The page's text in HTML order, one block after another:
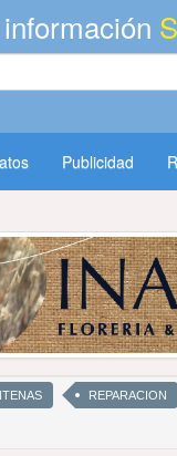
Publicidad
REPARACION